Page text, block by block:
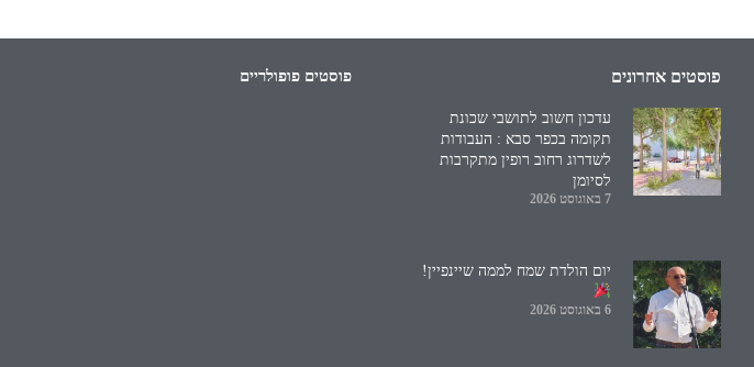
פוסטים אחרונים
עדכון חשוב לתושבי שכונת
תקומה בכפר סבא : העבודות
לשדרוג רחוב רופין מתקרבות
לסיומן
7 באוגוסט 2026
יום הולדת שמח לממה שיינפיין!
6 באוגוסט 2026
פוסטים פופולריים